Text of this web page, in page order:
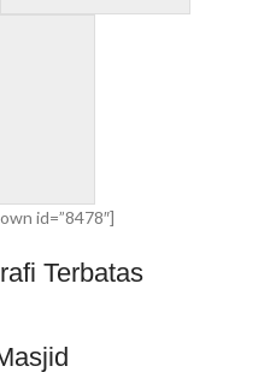
id=”8478″]
Terbatas